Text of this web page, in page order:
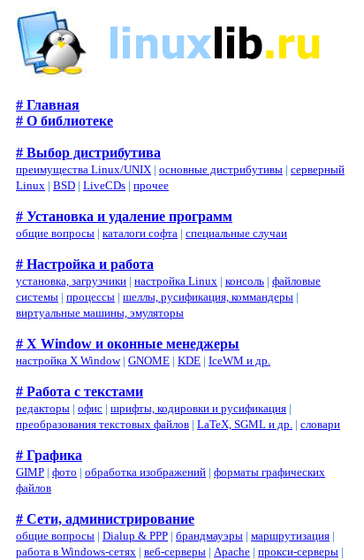
# Главная
# О библиотеке
# Выбор дистрибутива
преимущества Linux/UNIX | основные дистрибутивы | серверный
Linux | BSD | LiveCDs | прочее
# Установка и удаление программ
общие вопросы | каталоги софта | специальные случаи
# Настройка и работа
установка, загрузчики | настройка Linux | консоль | файловые
системы | процессы | шеллы, русификация, коммандеры |
виртуальные машины, эмуляторы
# X Window и оконные менеджеры
настройка X Window| GNOME | KDE | IceWM и др.
# Работа с текстами
редакторы | офис | шрифты, кодировки и русификация |
преобразования текстовых файлов | LaTeX, SGML и др. | словари
# Графика
GIMP | фото | обработка изображений | форматы графических
файлов
# Сети, администрирование
общие вопросы | Dialup & PPP | брандмауэры | маршрутизация |
работа в Windows-сетях | веб-серверы | Apache | прокси-серверы |